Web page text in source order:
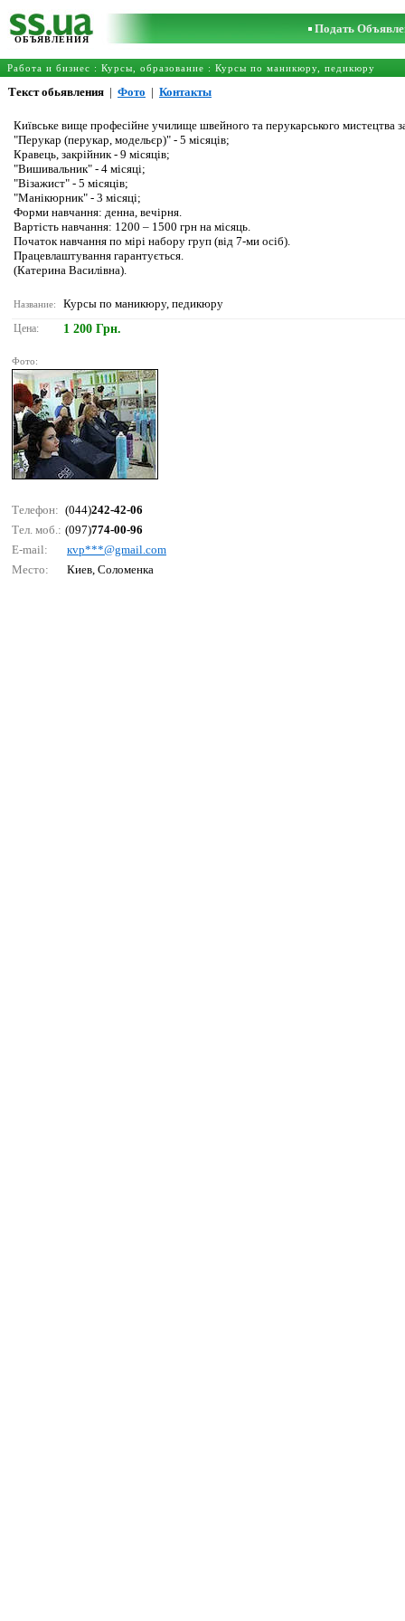
ОБЪЯВЛЕНИЯ
Подать
Работа и бизнес : Курсы, образование : Курсы по маникюру, педикюру
Текст обьявления | Фото | Контакты
Київське вище професійне училище швейного та перукарського мистецтва
"Перукар (перукар, модельєр)" - 5 місяців;
Кравець, закрійник - 9 місяців;
"Вишивальник" - 4 місяці;
"Візажист" - 5 місяців;
"Манікюрник" - 3 місяці;
Форми навчання: денна, вечірня.
Вартість навчання: 1200 – 1500 грн на місяць.
Початок навчання по мірі набору груп (від 7-ми осіб).
Працевлаштування гарантується.
(Катерина Василівна).
Название: Курсы по маникюру, педикюру
Цена: 1 200 Грн.
Фото:
Телефон: (044)242-42-06
Тел. моб.: (097)774-00-96
E-mail:
кvр***@gmаil.соm
Место:
Киев, Соломенка